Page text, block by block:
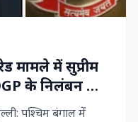
मामले में सुप्रीम
के निलंबन की
छापेमारी
पश्चिम बंगाल में